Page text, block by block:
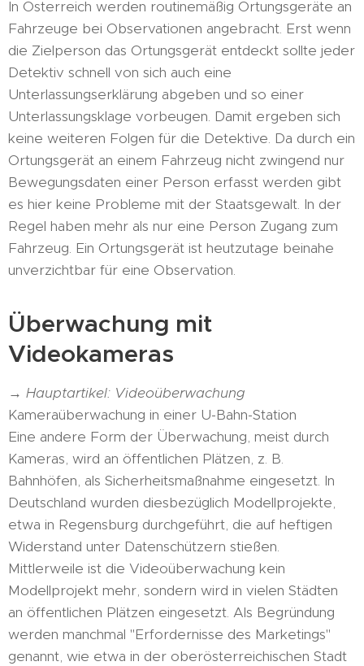
In Österreich werden routinemäßig Ortungsgeräte an
Fahrzeuge bei Observationen angebracht. Erst wenn
die Zielperson das Ortungsgerät entdeckt sollte jeder
Detektiv schnell von sich auch eine
Unterlassungserklärung abgeben und so einer
Unterlassungsklage vorbeugen. Damit ergeben sich
keine weiteren Folgen für die Detektive. Da durch ein
Ortungsgerät an einem Fahrzeug nicht zwingend nur
Bewegungsdaten einer Person erfasst werden gibt
es hier keine Probleme mit der Staatsgewalt. In der
Regel haben mehr als nur eine Person Zugang zum
Fahrzeug. Ein Ortungsgerät ist heutzutage beinahe
unverzichtbar für eine Observation.
Überwachung mit
Videokameras
→ Hauptartikel: Videoüberwachung
Kameraüberwachung in einer U-Bahn-Station
Eine andere Form der Überwachung, meist durch
Kameras, wird an öffentlichen Plätzen, z. B.
Bahnhöfen, als Sicherheitsmaßnahme eingesetzt. In
Deutschland wurden diesbezüglich Modellprojekte,
etwa in Regensburg durchgeführt, die auf heftigen
Widerstand unter Datenschützern stießen.
Mittlerweile ist die Videoüberwachung kein
Modellprojekt mehr, sondern wird in vielen Städten
an öffentlichen Plätzen eingesetzt. Als Begründung
werden manchmal "Erfordernisse des Marketings"
genannt, wie etwa in der oberösterreichischen Stadt